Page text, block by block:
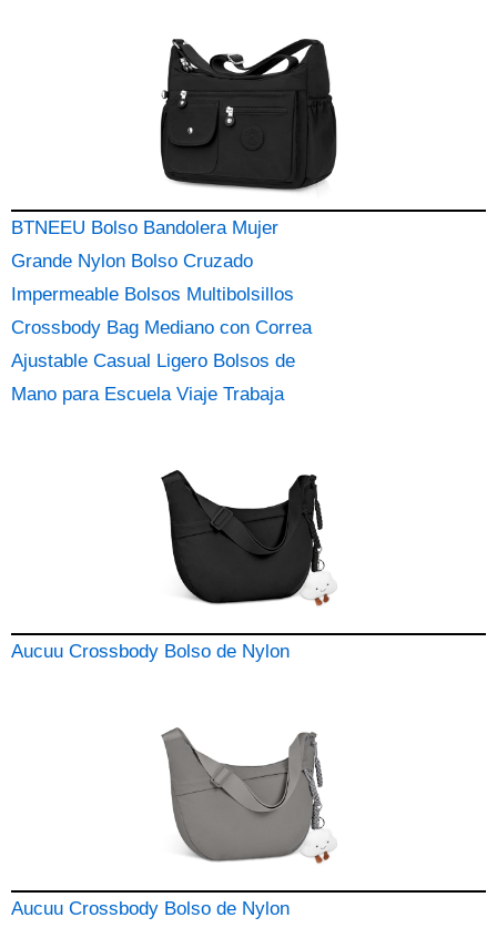
BTNEEU Bolso Bandolera Mujer
Grande Nylon Bolso Cruzado
Impermeable Bolsos Multibolsillos
Crossbody Bag Mediano con Correa
Ajustable Casual Ligero Bolsos de
Mano para Escuela Viaje Trabaja
Aucuu Crossbody Bolso de Nylon
Aucuu Crossbody Bolso de Nylon